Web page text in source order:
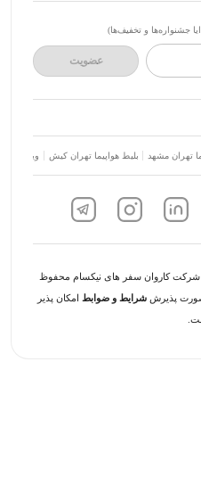
جشنواره‌ها و تخفیف‌ها)
عضویت
تهران مشهد بلیط هواپیما تهران کیش ویلا شمال
شرکت کاروان سفر های نیکسام محفوظ
صورت پذیرش شرایط و ضوابط امکان پذیر